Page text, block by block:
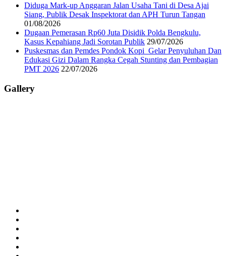
Diduga Mark-up Anggaran Jalan Usaha Tani di Desa Ajai
Siang, Publik Desak Inspektorat dan APH Turun Tangan
01/08/2026
Dugaan Pemerasan Rp60 Juta Disidik Polda Bengkulu,
Kasus Kepahiang Jadi Sorotan Publik 29/07/2026
Puskesmas dan Pemdes Pondok Kopi Gelar Penyuluhan Dan
Edukasi Gizi Dalam Rangka Cegah Stunting dan Pembagian
PMT 2026 22/07/2026
Gallery